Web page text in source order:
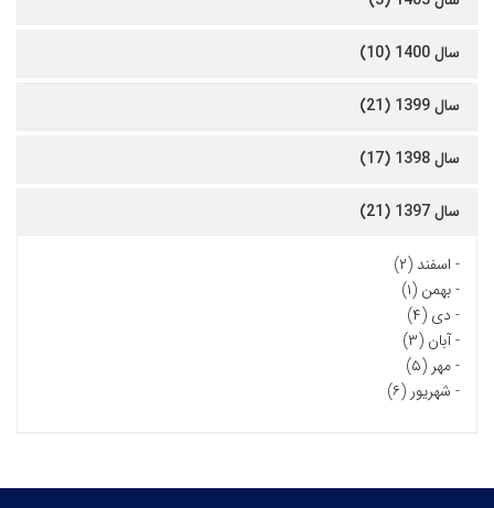
سال 1400 (10)
سال 1399 (21)
سال 1398 (17)
سال 1397 (21)
- اسفند (۲)
-بهمن (۱)
- دی (۴)
-آبان (۳)
-مهر (۵)
- شهریور (۶)